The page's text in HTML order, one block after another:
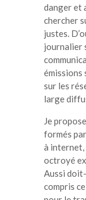
danger et
chercher
justes.
journalier
émissions
sur les
large
Je
formés
à internet,
octroyé
Aussi
compris